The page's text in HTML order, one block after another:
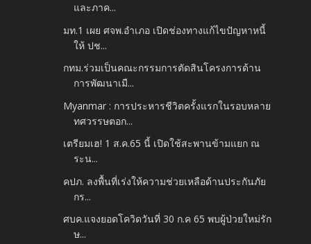
และภาค...
มท.1 เผย ศจพ.อำเภอ เปิดช่องทางแก้ไขปัญหาหนี้
ให้ ปช...
กทม.ร่วมเป็นคณะกรรมการตัดสินโครงการด้าน
การพัฒนาเมื...
Myanmar : การประหารชีวิตครั้งแรกในรอบหลาย
ทศวรรษตอก...
เตรียมเฮ! 1 ส.ค.65 นี้ เปิดใช้สะพานข้ามแยก ณ
ระน...
คปภ. ลงพื้นที่เร่งให้ความช่วยเหลือด้านประกันภัย
กร...
ศบค.แจงยอดโควิดวันที่ 30 ก.ค 65 พบผู้ป่วยใหม่รัก
ษ...